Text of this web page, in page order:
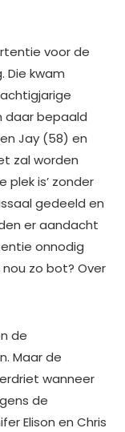
voor de
Die kwam
daar bepaald
Jay (58) en
zal worden
plek is’ zonder
gedeeld en
er aandacht
onnodig
zo bot? Over
de
Maar de
wanneer
de
Elison en Chris